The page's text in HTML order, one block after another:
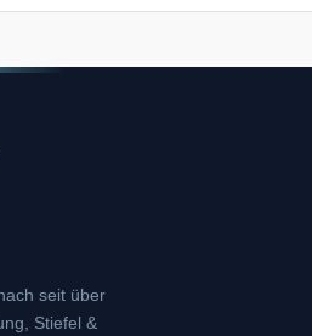
seit über
Stiefel &